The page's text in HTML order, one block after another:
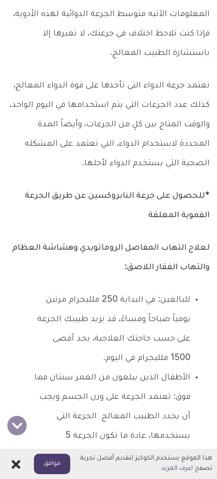
المعلومات الآتيه متوسط الجرعة الدوائية لهذه الأدوية،
فإذا كنت تلاحظ اختلاف في جرعتك، لا تغيرها إلا
باستشارة الطبيب المعالج.
تعتمد جرعة الدواء التي تأخذها على قوة الدواء المعالج،
كذلك عدد الجرعات التي يتم استخدامها في اليوم الواحد،
والوقت المتاح بين كلٍ من الجرعات، وأيضاً المدة
المحددة لاستخدام الدواء، التي تعتمد على المشكله
الصحية التي يستخدم الدواء لأجلها.
*للحصول على جرعة النابروكسين عن طريق الجرعة
الفموية المعلقة
لعلاج التهاب المفاصل الروماتويدي وهشاشة العظام
والتهاب الفقار اللاصق:
للبالغين: في البداية 250 ملليجرام مرتين
يومياً صباحاً ومساءً، قد يزيد طبيبك الجرعة
على حسب حاجتك العلاجية، بحد أقصى
1500 ملليجرام في اليوم.
الأطفال الذين يبلغون من العمر سنتان فما
فوق: تعتمد الجرعة على وزن الجسم ويجب
أن يحدد الطبيب المعالج الجرعة التي
يستخدمها، عادة ما تكون الجرعة 5
ملليجرام لكل كيلوجرام من وزن الجسم
هذا الموقع يستخدم الكوكيز لتقديم أفضل تجربة
تصفح اعرف المزيد
موافق اغلاق